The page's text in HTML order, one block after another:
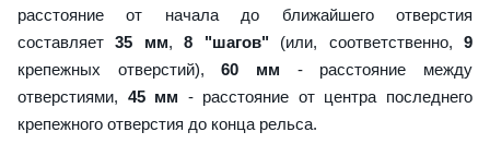
расстояние от начала до ближайшего отверстия
составляет35 мм,8 "шагов" (или, соответственно,9
крепежных отверстий),60 мм - расстояние между
отверстиями, 45 мм - расстояние от центра последнего
крепежного отверстия до конца рельса.